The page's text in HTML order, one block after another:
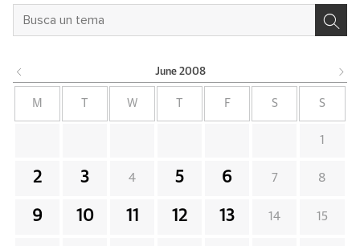
June 2008
M W F S S
1
2 3 4 5 6 7 8
9 10 11 12 13 14 15